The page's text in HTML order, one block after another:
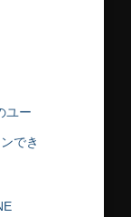
ユー
でき